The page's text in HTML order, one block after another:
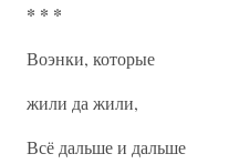
* * *
Воэнки, которые
жили да жили,
Всё дальше и дальше